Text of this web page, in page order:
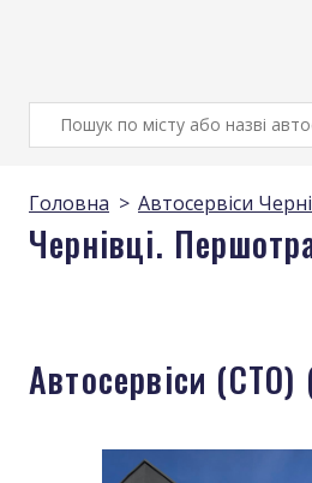
Головна Автосервіси
Чернівці.
Автосервіси (СТО)